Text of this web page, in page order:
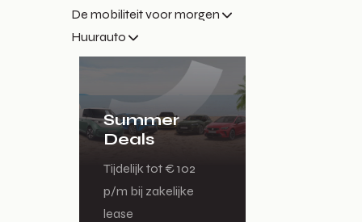
De mobiliteit voor morgen
Huurauto
Summer
Deals
Tijdelijk tot € 102
p/m bij zakelijke
lease